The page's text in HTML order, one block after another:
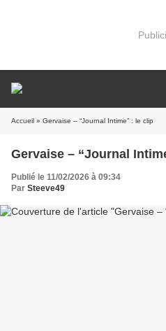
Accueil » Gervaise – “Journal Intime” : le clip
Gervaise – “Journal
Publié le 11/02/2026 à 09:34
Par Steeve49